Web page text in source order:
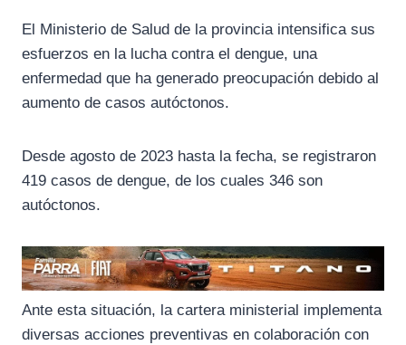
c
e
b
l
e
g
a
t
s
El Ministerio de Salud de la provincia intensifica sus
esfuerzos en la lucha contra el dengue, una
enfermedad que ha generado preocupación debido al
aumento de casos autóctonos.
Desde agosto de 2023 hasta la fecha, se registraron
419 casos de dengue, de los cuales 346 son
autóctonos.
Ante esta situación, la cartera ministerial implementa
diversas acciones preventivas en colaboración con